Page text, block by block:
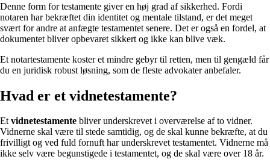
Denne form for testamente giver en høj grad af sikkerhed. Fordi
notaren har bekræftet din identitet og mentale tilstand, er det meget
svært for andre at anfægte testamentet senere. Det er også en fordel, at
dokumentet bliver opbevaret sikkert og ikke kan blive væk.
Et notartestamente koster et mindre gebyr til retten, men til gengæld får
du en juridisk robust løsning, som de fleste advokater anbefaler.
Hvad er et vidnetestamente?
Etvidnetestamente bliver underskrevet i overværelse af to vidner.
Vidnerne skal være til stede samtidig, og de skal kunne bekræfte, at du
frivilligt og ved fuld fornuft har underskrevet testamentet. Vidnerne må
ikke selv være begunstigede i testamentet, og de skal være over 18 år.